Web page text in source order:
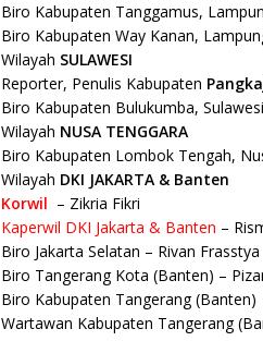
Biro Kabupaten Tanggamus,
Biro Kabupaten Way Kanan,
Wilayah SULAWESI
Reporter, Penulis Kabupaten
Biro Kabupaten Bulukumba,
Wilayah NUSA TENGGARA
Biro Kabupaten Lombok Tengah,
Wilayah DKI JAKARTA & Banten
Korwil – Zikria Fikri
Kaperwil DKI Jakarta & Banten –
Biro Jakarta Selatan – Rivan Frasstya
Biro Tangerang Kota (Banten) –
Biro Kabupaten Tangerang (Banten)
Wartawan Kabupaten Tangerang